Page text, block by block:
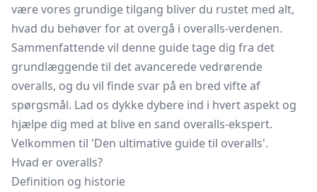
være vores grundige tilgang bliver du rustet med alt,
hvad du behøver for at overgå i overalls-verdenen.
Sammenfattende vil denne guide tage dig fra det
grundlæggende til det avancerede vedrørende
overalls, og du vil finde svar på en bred vifte af
spørgsmål. Lad os dykke dybere ind i hvert aspekt og
hjælpe dig med at blive en sand overalls-ekspert.
Velkommen til 'Den ultimative guide til overalls'.
Hvad er overalls?
Definition og historie